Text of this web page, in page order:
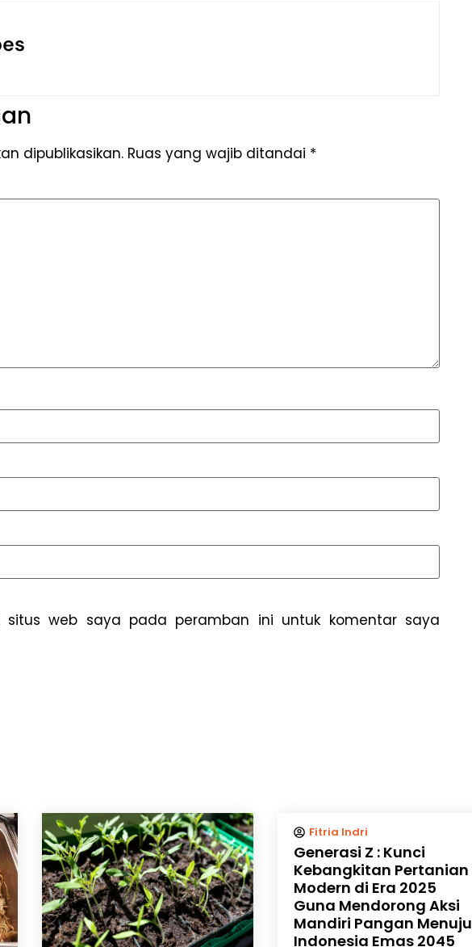
dipublikasikan. Ruas yang wajib ditandai *
situs web saya pada peramban ini untuk komentar saya
Fitria Indri
Generasi Z : Kunci
Kebangkitan Pertanian
Modern di Era 2025
Guna Mendorong Aksi
Mandiri Pangan Menuju
Indonesia Emas 2045